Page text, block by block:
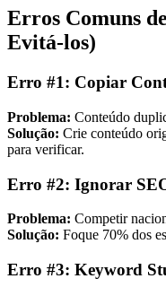
Erros Comuns
Evitá-los)
Erro #1: Copiar
Problema: Conteúdo
Solução: Crie conteúdo
para verificar.
Erro #2: Ignorar
Problema: Competir
Solução: Foque 70% dos
Erro #3: Keyword